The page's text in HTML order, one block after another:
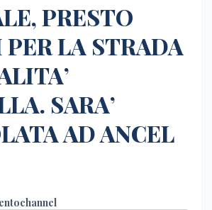
PRESTO
LA STRADA
SARA’
AD ANCEL